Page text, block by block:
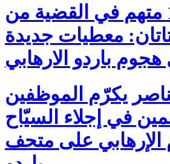
أكثر من 100 متهم في القضية من
معطيات جديدة
باردو الارهابي
يكرّم الموظفين
في إجلاء السيّاح
الإرهابي على متحف